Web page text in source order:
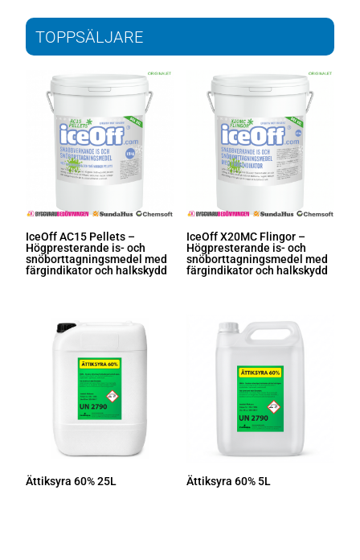
TOPPSÄLJARE
IceOff AC15 Pellets –
Högpresterande is- och
snöborttagningsmedel med
färgindikator och halkskydd
IceOff X20MC Flingor –
Högpresterande is- och
snöborttagningsmedel med
färgindikator och halkskydd
Ättiksyra 60% 25L Ättiksyra 60% 5L